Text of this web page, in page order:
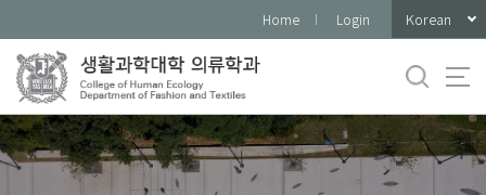
로
메
뉴
Home Login Korean